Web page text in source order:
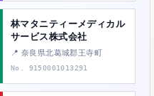
林マタニティーメディカル
サービス株式会社
📍 奈良県北葛城郡王寺町
No. 9150001013291